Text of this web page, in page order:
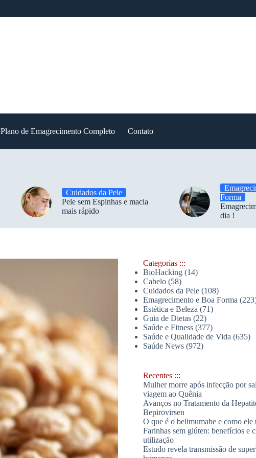
Plano de Emagrecimento Completo Contato
Cuidados da Pele
Pele sem Espinhas e macia
mais rápido
Forma
dia !
Categorias :::
BioHacking(14)
Cabelo(58)
Cuidados da Pele(108)
Emagrecimento e Boa Forma
Estética e Beleza (71)
Guia de Dietas(22)
Saúde e Fitness(377)
Saúde e Qualidade de Vida (635)
Saúde News(972)
Recentes :::
Mulher morre após infecção por
viagem ao Quênia
Avanços no Tratamento da
Bepirovirsen
O que é o belimumabe e como ele
Farinhas sem glúten: benefícios e
utilização
Estudo revela transmissão de